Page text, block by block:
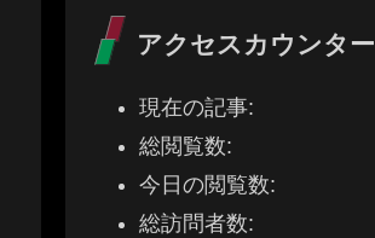
アクセスカウンター
現在の記事:
総閲覧数:
今日の閲覧数:
総訪問者数: